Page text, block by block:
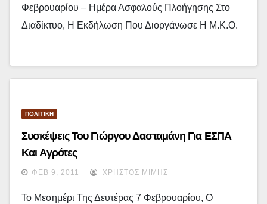
Φεβρουαρίου – Ημέρα Ασφαλούς Πλοήγησης Στο
Διαδίκτυο, Η Εκδήλωση Που Διοργάνωσε Η Μ.Κ.Ο.
ΠΟΛΙΤΙΚΗ
Συσκέψεις Του Γιώργου Δασταμάνη Για ΕΣΠΑ
Και Αγρότες
ΦΕΒ 9, 2011 ΧΡΉΣΤΟΣ ΜΊΜΗΣ
Το Μεσημέρι Της Δευτέρας 7 Φεβρουαρίου, Ο